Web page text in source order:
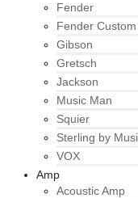
Fender
Fender
Gibson
Gretsch
Jackson
Music Man
Squier
Sterling by
VOX
Amp
Acoustic Amp